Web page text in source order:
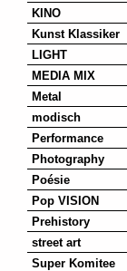
KINO
Kunst Klassiker
LIGHT
MEDIA MIX
Metal
modisch
Performance
Photography
Poésie
Pop VISION
Prehistory
street art
Super Komitee